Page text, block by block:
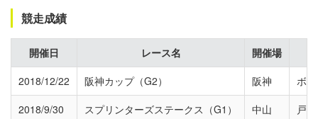
競走成績
開催日 レース名 開催場
2018/12/22
阪神カップ（G2） 阪神
ボ
2018/9/30
スプリンターズステークス（G1） 中山
戸